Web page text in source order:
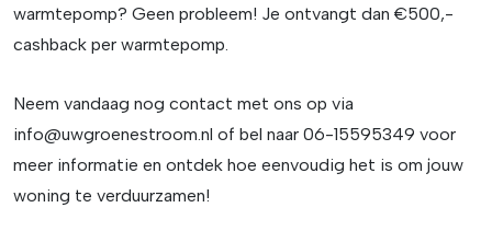
warmtepomp? Geen probleem! Je ontvangt dan €500,-
cashback per warmtepomp.
Neem vandaag nog contact met ons op via
info@uwgroenestroom.nl of bel naar 06-15595349 voor
meer informatie en ontdek hoe eenvoudig het is om jouw
woning te verduurzamen!